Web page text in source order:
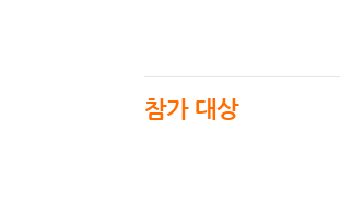
참가 대상